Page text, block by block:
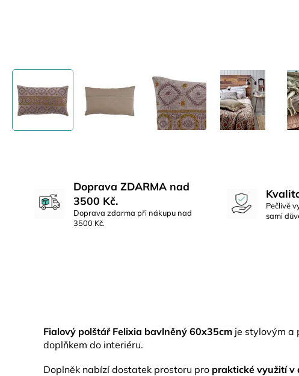
Doprava ZDARMA nad
3500 Kč.
Doprava zdarma při nákupu nad
3500 Kč.
Pečlivě
sami
Fialový polštář Felixia bavlněný 60x35cm je stylovým a
doplňkem do interiéru.
Doplněk nabízí dostatek prostoru pro praktické využití v